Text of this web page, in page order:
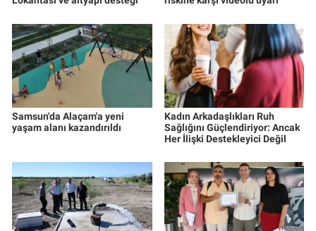
Samsun'da Alaçam'a yeni
yaşam alanı kazandırıldı
Kadın Arkadaşlıkları Ruh
Sağlığını Güçlendiriyor: Ancak
Her İlişki Destekleyici Değil